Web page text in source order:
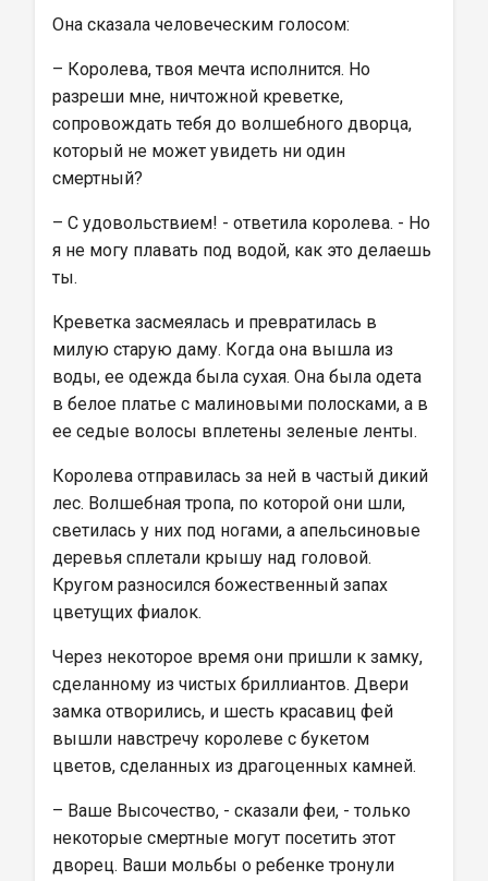
Она сказала человеческим голосом:
– Королева, твоя мечта исполнится. Но
разреши мне, ничтожной креветке,
сопровождать тебя до волшебного дворца,
который не может увидеть ни один
смертный?
– С удовольствием! - ответила королева. - Но
я не могу плавать под водой, как это делаешь
ты.
Креветка засмеялась и превратилась в
милую старую даму. Когда она вышла из
воды, ее одежда была сухая. Она была одета
в белое платье с малиновыми полосками, а в
ее седые волосы вплетены зеленые ленты.
Королева отправилась за ней в частый дикий
лес. Волшебная тропа, по которой они шли,
светилась у них под ногами, а апельсиновые
деревья сплетали крышу над головой.
Кругом разносился божественный запах
цветущих фиалок.
Через некоторое время они пришли к замку,
сделанному из чистых бриллиантов. Двери
замка отворились, и шесть красавиц фей
вышли навстречу королеве с букетом
цветов, сделанных из драгоценных камней.
– Ваше Высочество, - сказали феи, - только
некоторые смертные могут посетить этот
дворец. Ваши мольбы о ребенке тронули